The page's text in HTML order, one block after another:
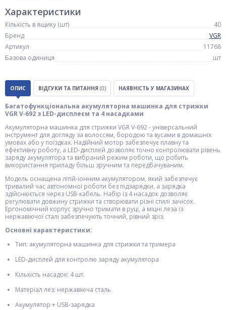
Характеристики
Кількість в ящику (шт)
40
Бренд
VGR
Артикул
11768
Базова одиниця
шт
ОПИС ВІДГУКИ ТА ПИТАННЯ (0) НАЯВНІСТЬ У МАГАЗИНАХ
Багатофункціональна акумуляторна машинка для стрижки
VGR V‑692 з LED-дисплеєм та 4 насадками
Акумуляторна машинка для стрижки VGR V-692 - універсальний
інструмент для догляду за волоссям, бородою та вусами в домашніх
умовах або у поїздках. Надійний мотор забезпечує плавну та
ефективну роботу, а LED-дисплей дозволяє точно контролювати рівень
заряду акумулятора та вибраний режим роботи, що робить
використання приладу більш зручним та передбачуваним.
Модель оснащена літій-іонним акумулятором, який забезпечує
тривалий час автономної роботи без підзарядки, а зарядка
здійснюється через USB-кабель. Набір із 4 насадок дозволяє
регулювати довжину стрижки та створювати різні стилі зачісок.
Ергономічний корпус зручно тримати в руці, а міцні леза із
нержавіючої сталі забезпечують точний, рівний зріз.
Основні характеристики:
Тип: акумуляторна машинка для стрижки та тримера
LED-дисплей для контролю заряду акумулятора
Кількість насадок: 4 шт.
Матеріал лез: нержавіюча сталь
Акумулятор + USB-зарядка